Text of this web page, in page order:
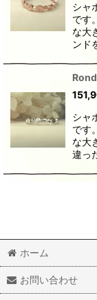
シャ
です
な大
ンド
シャ
です
な大
違っ
ホーム
お問い合わせ